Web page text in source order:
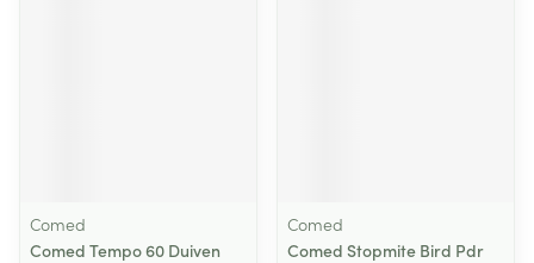
Comed
Comed Tempo 60 Duiven
Comed
Comed Stopmite Bird Pdr